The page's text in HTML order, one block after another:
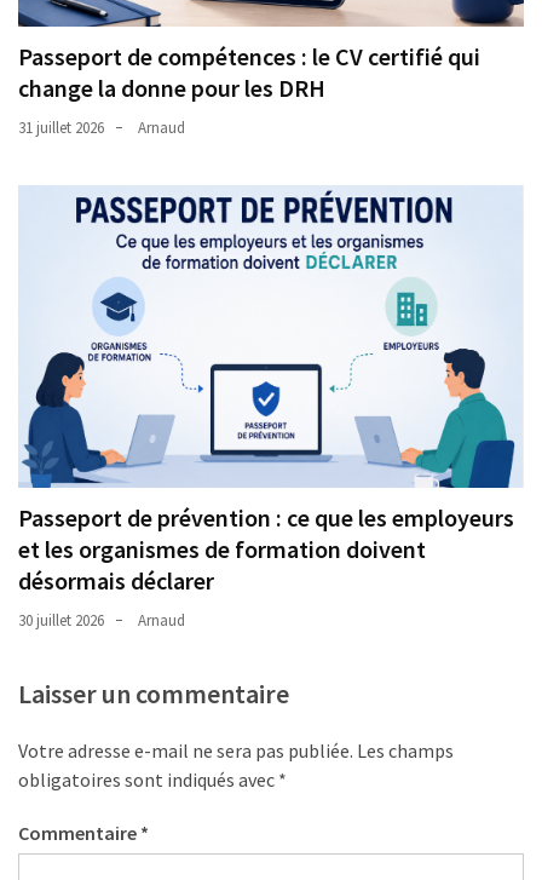
Passeport de compétences : le CV certifié qui
change la donne pour les DRH
31 juillet 2026 Arnaud
Passeport de prévention : ce que les employeurs
et les organismes de formation doivent
désormais déclarer
30 juillet 2026 Arnaud
Laisser un commentaire
Votre adresse e-mail ne sera pas publiée. Les champs
obligatoires sont indiqués avec *
Commentaire *